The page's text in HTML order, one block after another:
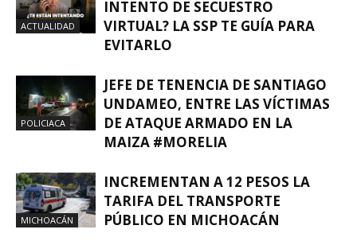
ACTUALIDAD
INTENTO DE SECUESTRO
VIRTUAL? LA SSP TE GUÍA PARA
EVITARLO
POLICIACA
JEFE DE TENENCIA DE SANTIAGO
UNDAMEO, ENTRE LAS VÍCTIMAS
DE ATAQUE ARMADO EN LA
MAIZA #MORELIA
MICHOACÁN
INCREMENTAN A 12 PESOS LA
TARIFA DEL TRANSPORTE
PÚBLICO EN MICHOACÁN